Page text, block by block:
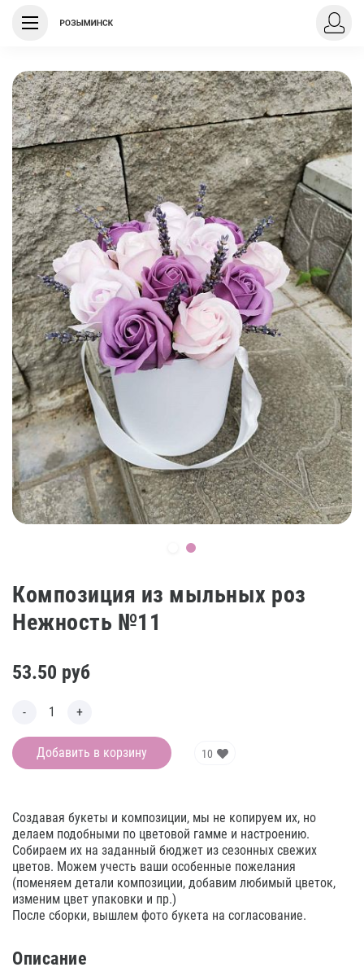
Композиция из мыльных роз
Нежность №11
53.50 руб
Добавить в корзину 10
Создавая букеты и композиции, мы не копируем их, но
делаем подобными по цветовой гамме и настроению.
Собираем их на заданный бюджет из сезонных свежих
цветов. Можем учесть ваши особенные пожелания
(поменяем детали композиции, добавим любимый цветок,
изменим цвет упаковки и пр.)
После сборки, вышлем фото букета на согласование.
Описание